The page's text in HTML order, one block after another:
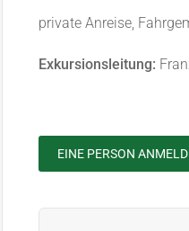
private Anreise,
Exkursionsleitung:
EINE PERSON